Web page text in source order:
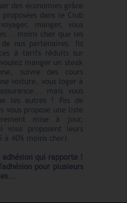
des économies grâce
dans le Club
manger, vous
moins cher que les
nos partenaires. Ils
à tarifs réduits sur
manger un steak
suivre des cours
voiture, vous loger à
mais vous
les autres ! Pas de
vous propose une liste
mise à jour,
vous proposent leurs
40% moins cher).
qui rapporte !
pour plusieurs